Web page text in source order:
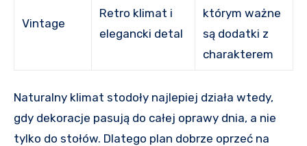
Vintage
Retro klimat i
elegancki detal
którym ważne
są dodatki z
charakterem
Naturalny klimat stodoły najlepiej działa wtedy,
gdy dekoracje pasują do całej oprawy dnia, a nie
tylko do stołów. Dlatego plan dobrze oprzeć na